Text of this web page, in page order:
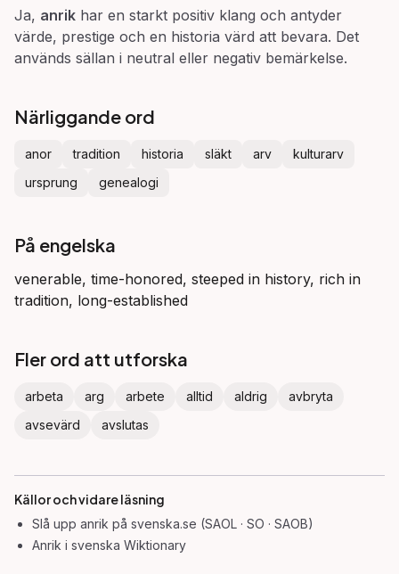
Ja, anrik har en starkt positiv klang och antyder
värde, prestige och en historia värd att bevara. Det
används sällan i neutral eller negativ bemärkelse.
Närliggande ord
anor tradition historia släkt arv
kulturarv
ursprung
genealogi
På engelska
venerable, time-honored, steeped in history, rich in
tradition, long-established
Fler ord att utforska
arbeta arg arbete alltid aldrig
avbryta
avsevärd
avslutas
Källor och vidare läsning
Slå upp anrik på svenska.se (SAOL · SO · SAOB)
Anrik i svenska Wiktionary